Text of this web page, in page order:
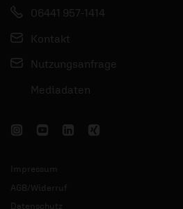
06441 957-1414
Kontakt
Nutzungsanfrage
Mediadaten
Impressum
AGB/Widerruf
Datenschutz